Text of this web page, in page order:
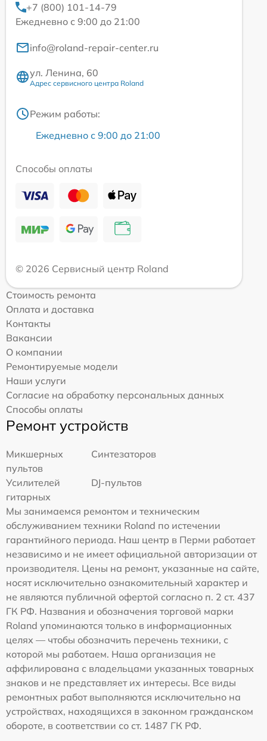
+7 (800) 101-14-79
Ежедневно с 9:00 до 21:00
info@roland-repair-center.ru
ул. Ленина, 60
Адрес сервисного центра Roland
Режим работы:
Ежедневно с 9:00 до 21:00
Способы оплаты
© 2026 Сервисный центр Roland
Стоимость ремонта
Оплата и доставка
Контакты
Вакансии
О компании
Ремонтируемые модели
Наши услуги
Согласие на обработку персональных данных
Способы оплаты
Ремонт устройств
Микшерных
пультов
Синтезаторов
Усилителей
гитарных
DJ-пультов
Мы занимаемся ремонтом и техническим
обслуживанием техники Roland по истечении
гарантийного периода. Наш центр в Перми работает
независимо и не имеет официальной авторизации от
производителя. Цены на ремонт, указанные на сайте,
носят исключительно ознакомительный характер и
не являются публичной офертой согласно п. 2 ст. 437
ГК РФ. Названия и обозначения торговой марки
Roland упоминаются только в информационных
целях — чтобы обозначить перечень техники, с
которой мы работаем. Наша организация не
аффилирована с владельцами указанных товарных
знаков и не представляет их интересы. Все виды
ремонтных работ выполняются исключительно на
устройствах, находящихся в законном гражданском
обороте, в соответствии со ст. 1487 ГК РФ.